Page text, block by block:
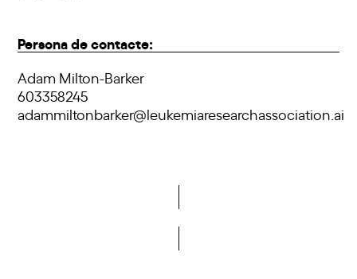
Persona de contacte:
Adam Milton-Barker
603358245
adammiltonbarker@leukemiaresearchassociation.ai